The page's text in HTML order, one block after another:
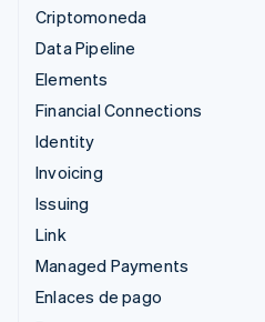
Criptomoneda
Data Pipeline
Elements
Financial Connections
Identity
Invoicing
Issuing
Link
Managed Payments
Enlaces de pago